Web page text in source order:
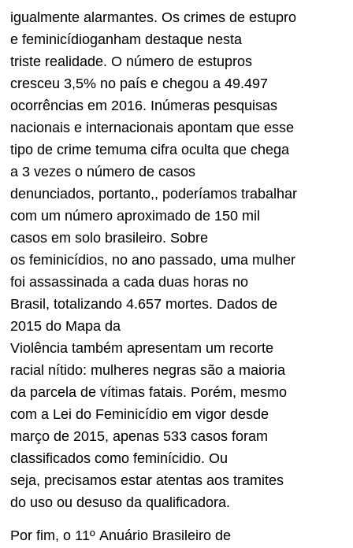
igualmente alarmantes. Os crimes de estupro
e feminicídioganham destaque nesta
triste realidade. O número de estupros
cresceu 3,5% no país e chegou a 49.497
ocorrências em 2016. Inúmeras pesquisas
nacionais e internacionais apontam que esse
tipo de crime temuma cifra oculta que chega
a 3 vezes o número de casos
denunciados, portanto,, poderíamos trabalhar
com um número aproximado de 150 mil
casos em solo brasileiro. Sobre
os feminicídios, no ano passado, uma mulher
foi assassinada a cada duas horas no
Brasil, totalizando 4.657 mortes. Dados de
2015 do Mapa da
Violência também apresentam um recorte
racial nítido: mulheres negras são a maioria
da parcela de vítimas fatais. Porém, mesmo
com a Lei do Feminicídio em vigor desde
março de 2015, apenas 533 casos foram
classificados como feminícidio. Ou
seja, precisamos estar atentas aos tramites
do uso ou desuso da qualificadora.
Por fim, o 11º Anuário Brasileiro de